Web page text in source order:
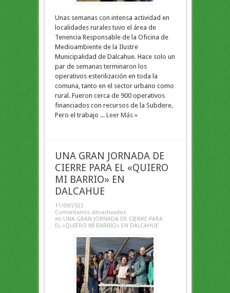
Unas semanas con intensa actividad en
localidades rurales tuvo el área de
Tenencia Responsable de la Oficina de
Medioambiente de la Ilustre
Municipalidad de Dalcahue. Hace solo un
par de semanas terminaron los
operativos esterilización en toda la
comuna, tanto en el sector urbano como
rural. Fueron cerca de 900 operativos
financiados con recursos de la Subdere.
Pero el trabajo ... Leer Más »
UNA GRAN JORNADA DE
CIERRE PARA EL «QUIERO
MI BARRIO» EN
DALCAHUE
11/09/2023
Comentarios desactivados
en UNA GRAN JORNADA DE CIERRE PARA
EL «QUIERO MI BARRIO» EN DALCAHUE